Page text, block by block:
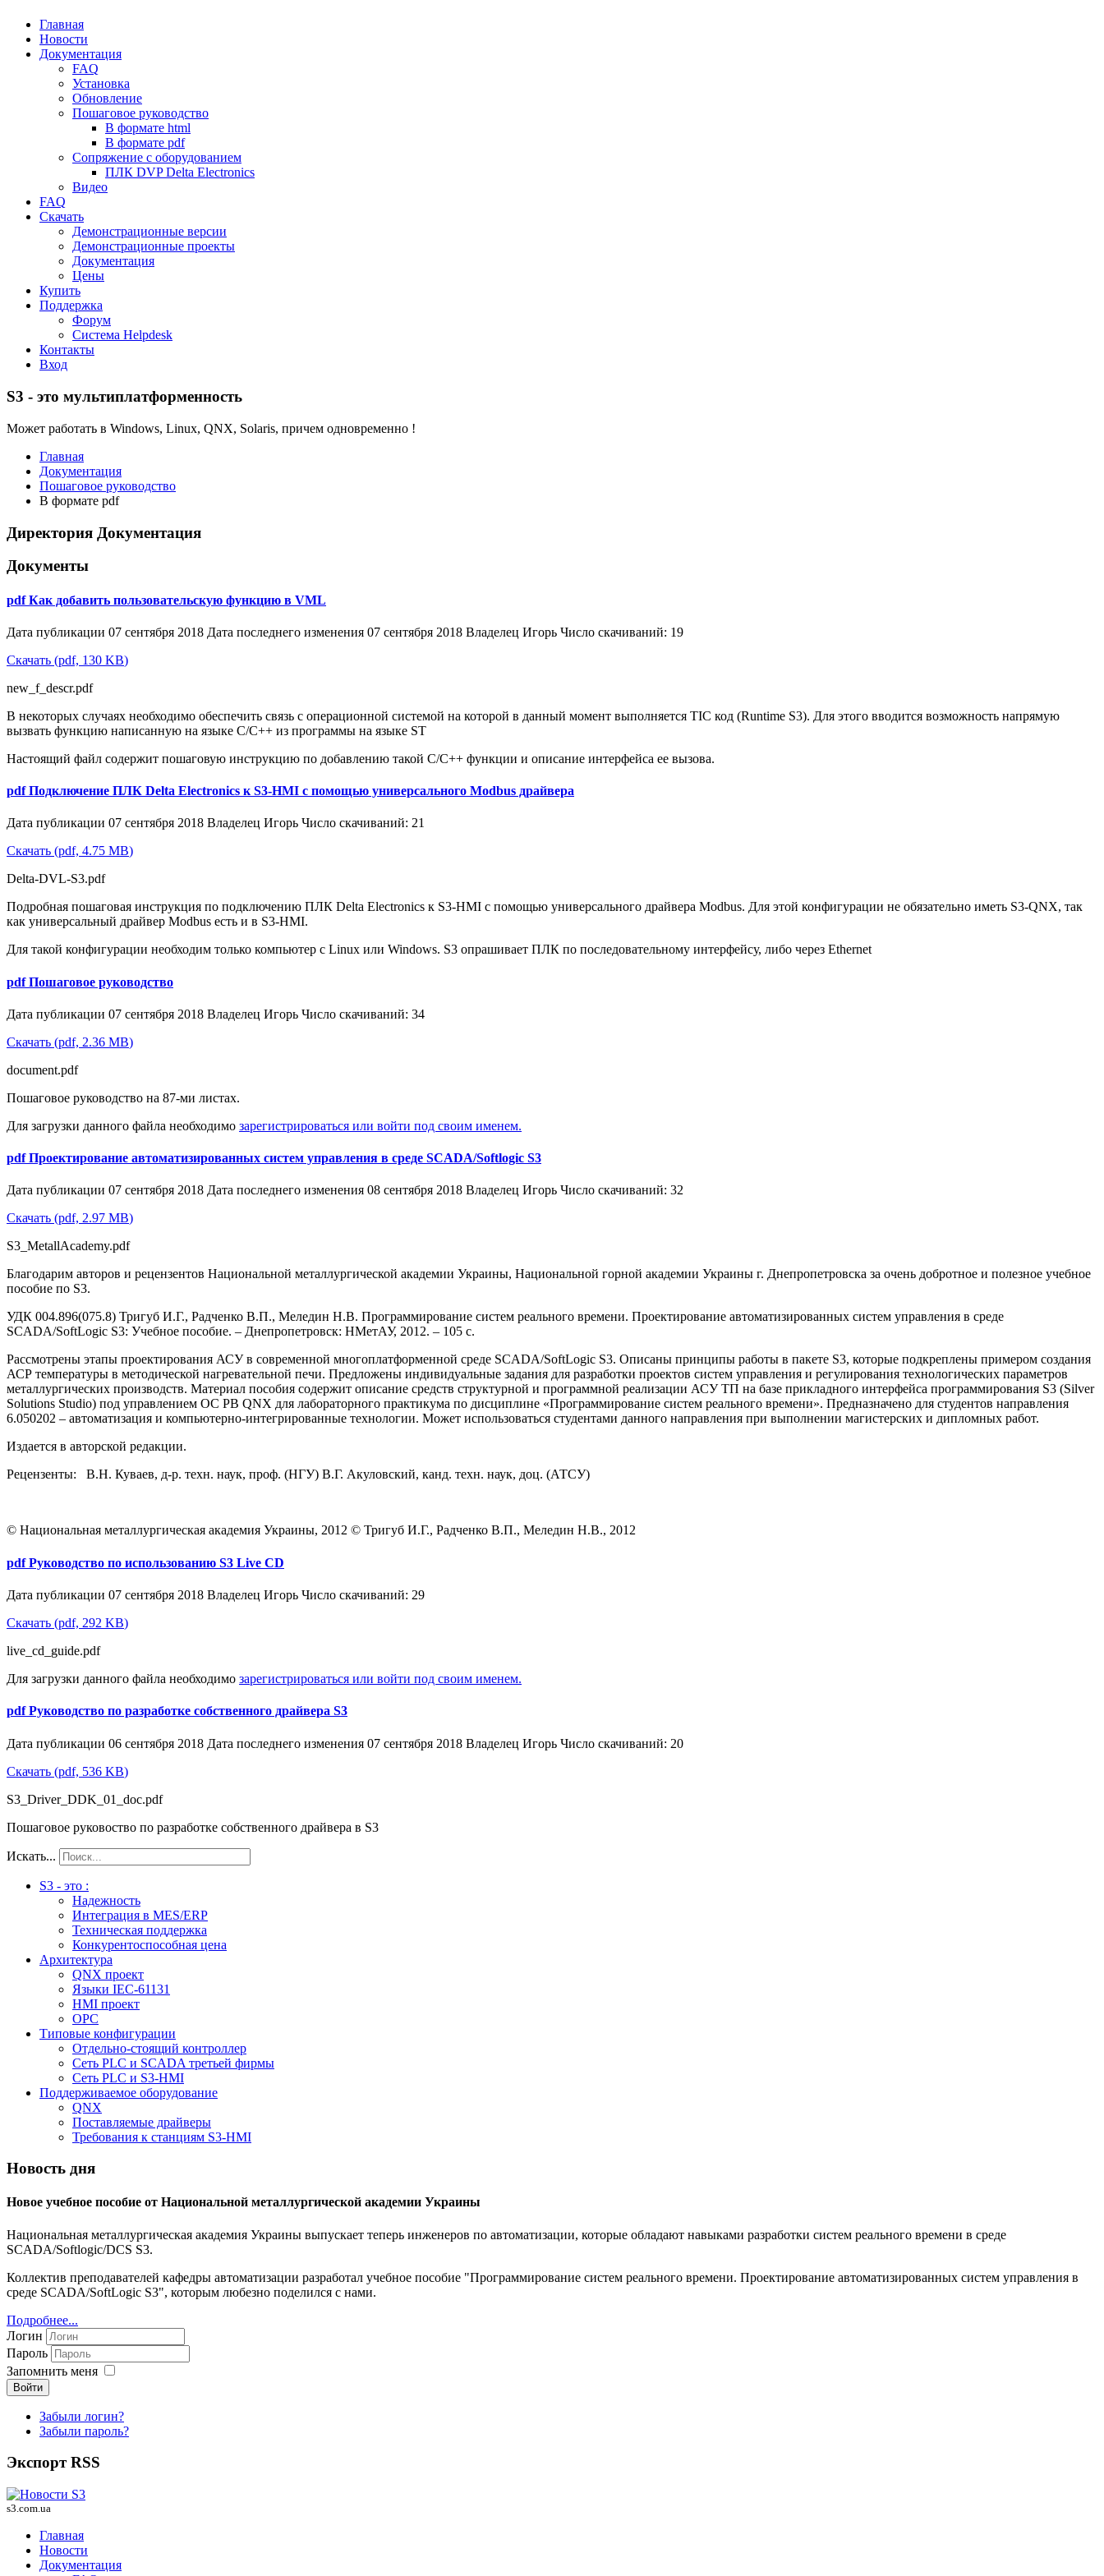
Главная
Новости
Документация
FAQ
Установка
Обновление
Пошаговое руководство
В формате html
В формате pdf
Сопряжение с оборудованием
ПЛК DVP Delta Electronics
Видео
FAQ
Скачать
Демонстрационные версии
Демонстрационные проекты
Документация
Цены
Купить
Поддержка
Форум
Система Helpdesk
Контакты
Вход
S3 - это мультиплатформенность
Может работать в Windows, Linux, QNX, Solaris, причем одновременно !
Главная
Документация
Пошаговое руководство
В формате pdf
Директория Документация
Документы
pdf Как добавить пользовательскую функцию в VML
Дата публикации 07 сентября 2018 Дата последнего изменения 07 сентября 2018 Владелец Игорь Число скачиваний: 19
Скачать (pdf, 130 KB)
new_f_descr.pdf
В некоторых случаях необходимо обеспечить связь с операционной системой на которой в данный момент выполняется TIC код (Runtime S3). Для этого вводится возможность напрямую
вызвать функцию написанную на языке C/C++ из программы на языке ST
Настоящий файл содержит пошаговую инструкцию по добавлению такой С/С++ функции и описание интерфейса ее вызова.
pdf Подключение ПЛК Delta Electronics к S3-HMI с помощью универсального Modbus драйвера
Дата публикации 07 сентября 2018 Владелец Игорь Число скачиваний: 21
Скачать (pdf, 4.75 MB)
Delta-DVL-S3.pdf
Подробная пошаговая инструкция по подключению ПЛК Delta Electronics к S3-HMI с помощью универсального драйвера Modbus. Для этой конфигурации не обязательно иметь S3-QNX, так
как универсальный драйвер Modbus есть и в S3-HMI.
Для такой конфигурации необходим только компьютер с Linux или Windows. S3 опрашивает ПЛК по последовательному интерфейсу, либо через Ethernet
pdf Пошаговое руководство
Дата публикации 07 сентября 2018 Владелец Игорь Число скачиваний: 34
Скачать (pdf, 2.36 MB)
document.pdf
Пошаговое руководство на 87-ми листах.
Для загрузки данного файла необходимо зарегистрироваться или войти под своим именем.
pdf Проектирование автоматизированных систем управления в среде SCADA/Softlogic S3
Дата публикации 07 сентября 2018 Дата последнего изменения 08 сентября 2018 Владелец Игорь Число скачиваний: 32
Скачать (pdf, 2.97 MB)
S3_MetallAcademy.pdf
Благодарим авторов и рецензентов Национальной металлургической академии Украины, Национальной горной академии Украины г. Днепропетровска за очень добротное и полезное учебное
пособие по S3.
УДК 004.896(075.8) Тригуб И.Г., Радченко В.П., Меледин Н.В. Программирование систем реального времени. Проектирование автоматизированных систем управления в среде
SCADA/SoftLogic S3: Учебное пособие. – Днепропетровск: НМетАУ, 2012. – 105 с.
Рассмотрены этапы проектирования АСУ в современной многоплатформенной среде SCADA/SoftLogic S3. Описаны принципы работы в пакете S3, которые подкреплены примером создания
АСР температуры в методической нагревательной печи. Предложены индивидуальные задания для разработки проектов систем управления и регулирования технологических параметров
металлургических производств. Материал пособия содержит описание средств структурной и программной реализации АСУ ТП на базе прикладного интерфейса программирования S3 (Silver
Solutions Studio) под управлением ОС РВ QNX для лабораторного практикума по дисциплине «Программирование систем реального времени». Предназначено для студентов направления
6.050202 – автоматизация и компьютерно-интегрированные технологии. Может использоваться студентами данного направления при выполнении магистерских и дипломных работ.
Издается в авторской редакции.
Рецензенты: В.Н. Куваев, д-р. техн. наук, проф. (НГУ) В.Г. Акуловский, канд. техн. наук, доц. (АТСУ)
© Национальная металлургическая академия Украины, 2012 © Тригуб И.Г., Радченко В.П., Меледин Н.В., 2012
pdf Руководство по использованию S3 Live CD
Дата публикации 07 сентября 2018 Владелец Игорь Число скачиваний: 29
Скачать (pdf, 292 KB)
live_cd_guide.pdf
Для загрузки данного файла необходимо зарегистрироваться или войти под своим именем.
pdf Руководство по разработке собственного драйвера S3
Дата публикации 06 сентября 2018 Дата последнего изменения 07 сентября 2018 Владелец Игорь Число скачиваний: 20
Скачать (pdf, 536 KB)
S3_Driver_DDK_01_doc.pdf
Пошаговое руковоство по разработке собственного драйвера в S3
Искать...
S3 - это :
Надежность
Интеграция в MES/ERP
Техническая поддержка
Конкурентоспособная цена
Архитектура
QNX проект
Языки IEC-61131
HMI проект
ОPC
Типовые конфигурации
Отдельно-стоящий контроллер
Сеть PLC и SCADA третьей фирмы
Сеть PLC и S3-HMI
Поддерживаемое оборудование
QNX
Поставляемые драйверы
Требования к станциям S3-HMI
Новость дня
Новое учебное пособие от Национальной металлургической академии Украины
Национальная металлургическая академия Украины выпускает теперь инженеров по автоматизации, которые обладают навыками разработки систем реального времени в среде
SCADA/Softlogic/DCS S3.
Коллектив преподавателей кафедры автоматизации разработал учебное пособие "Программирование систем реального времени. Проектирование автоматизированных систем управления в
среде SCADA/SoftLogic S3", которым любезно поделился с нами.
Подробнее...
Логин
Пароль
Запомнить меня
Войти
Забыли логин?
Забыли пароль?
Экспорт RSS
s3.com.ua
Главная
Новости
Документация